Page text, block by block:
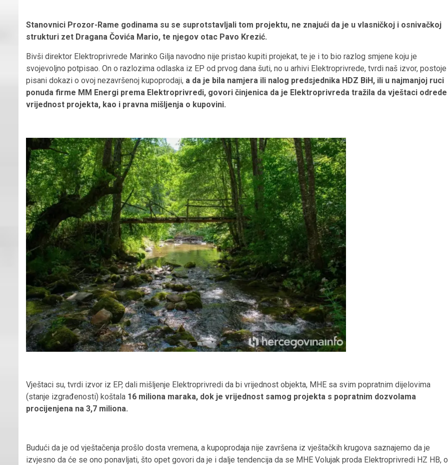
Stanovnici Prozor-Rame godinama su se suprotstavljali tom projektu, ne znajući da je u vlasničkoj i osnivačkoj
strukturi zet Dragana Čovića Mario, te njegov otac Pavo Krezić.
Bivši direktor Elektroprivrede Marinko Gilja navodno nije pristao kupiti projekat, te je i to bio razlog smjene koju je
svojevoljno potpisao. On o razlozima odlaska iz EP od prvog dana šuti, no u arhivi Elektroprivrede, tvrdi naš izvor, postoje
pisani dokazi o ovoj nezavršenoj kupoprodaji, a da je bila namjera ili nalog predsjednika HDZ BiH, ili u najmanjoj ruci
ponuda firme MM Energi prema Elektroprivredi, govori činjenica da je Elektroprivreda tražila da vještaci odrede
vrijednost projekta, kao i pravna mišljenja o kupovini.
Vještaci su, tvrdi izvor iz EP, dali mišljenje Elektroprivredi da bi vrijednost objekta, MHE sa svim popratnim dijelovima
(stanje izgrađenosti) koštala 16 miliona maraka, dok je vrijednost samog projekta s popratnim dozvolama
procijenjena na 3,7 miliona.
Budući da je od vještačenja prošlo dosta vremena, a kupoprodaja nije završena iz vještačkih krugova saznajemo da je
izvjesno da će se ono ponavljati, što opet govori da je i dalje tendencija da se MHE Volujak proda Elektroprivredi HZ HB, o